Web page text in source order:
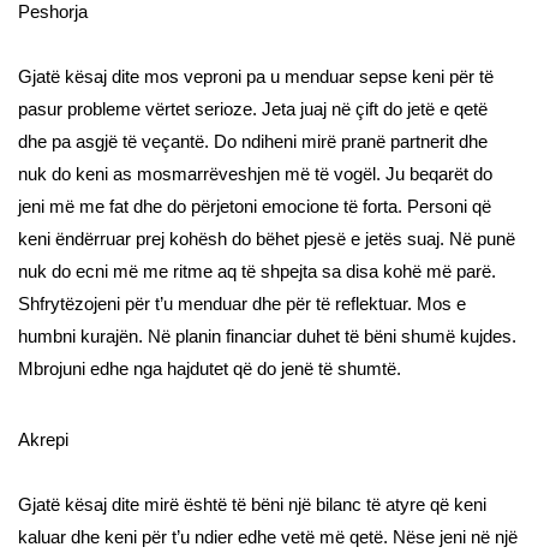
Peshorja
Gjatë kësaj dite mos veproni pa u menduar sepse keni për të
pasur probleme vërtet serioze. Jeta juaj në çift do jetë e qetë
dhe pa asgjë të veçantë. Do ndiheni mirë pranë partnerit dhe
nuk do keni as mosmarrëveshjen më të vogël. Ju beqarët do
jeni më me fat dhe do përjetoni emocione të forta. Personi që
keni ëndërruar prej kohësh do bëhet pjesë e jetës suaj. Në punë
nuk do ecni më me ritme aq të shpejta sa disa kohë më parë.
Shfrytëzojeni për t’u menduar dhe për të reflektuar. Mos e
humbni kurajën. Në planin financiar duhet të bëni shumë kujdes.
Mbrojuni edhe nga hajdutet që do jenë të shumtë.
Akrepi
Gjatë kësaj dite mirë është të bëni një bilanc të atyre që keni
kaluar dhe keni për t’u ndier edhe vetë më qetë. Nëse jeni në një